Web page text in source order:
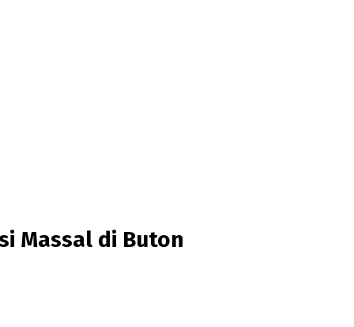
Massal di Buton